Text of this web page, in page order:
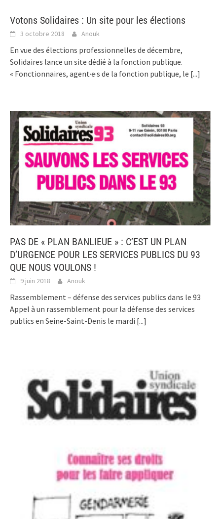
Votons Solidaires : Un site pour les élections
3 octobre 2018 Anouk
En vue des élections professionnelles de décembre,
Solidaires lance un site dédié à la fonction publique.
« Fonctionnaires, agent·e·s de la fonction publique, le [...]
PAS DE « PLAN BANLIEUE » : C’EST UN PLAN
D’URGENCE POUR LES SERVICES PUBLICS DU 93
QUE NOUS VOULONS !
9 juin 2018 Anouk
Rassemblement – défense des services publics dans le 93
Appel à un rassemblement pour la défense des services
publics en Seine-Saint-Denis le mardi [...]